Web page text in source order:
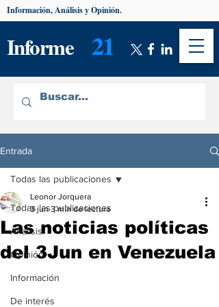
Informe 21
Información, Análisis y Opinión.
Entrada
Todas las publicaciones
Análisis
Opinión
Información
De interés
Todas las publicaciones
Las noticias políticas
del 3Jun en Venezuela
Leonor Jorquera
3 jun 3 min de lectura